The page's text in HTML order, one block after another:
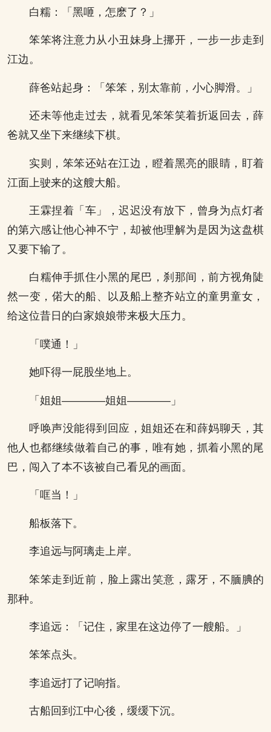
白糯：「黑咂，怎麽了？」
笨笨将注意力从小丑妹身上挪开，一步一步走到
江边。
薛爸站起身：「笨笨，别太靠前，小心脚滑。」
还未等他走过去，就看见笨笨笑着折返回去，薛
爸就又坐下来继续下棋。
实则，笨笨还站在江边，瞪着黑亮的眼睛，盯着
江面上驶来的这艘大船。
王霖捏着「车」，迟迟没有放下，曾身为点灯者
的第六感让他心神不宁，却被他理解为是因为这盘棋
又要下输了。
白糯伸手抓住小黑的尾巴，刹那间，前方视角陡
然一变，偌大的船、以及船上整齐站立的童男童女，
给这位昔日的白家娘娘带来极大压力。
「噗通！」
她吓得一屁股坐地上。
「姐姐————姐姐————」
呼唤声没能得到回应，姐姐还在和薛妈聊天，其
他人也都继续做着自己的事，唯有她，抓着小黑的尾
巴，闯入了本不该被自己看见的画面。
「哐当！」
船板落下。
李追远与阿璃走上岸。
笨笨走到近前，脸上露出笑意，露牙，不腼腆的
那种。
李追远：「记住，家里在这边停了一艘船。」
笨笨点头。
李追远打了记响指。
古船回到江中心後，缓缓下沉。